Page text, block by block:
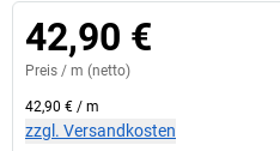
42,90 €
Preis / m (netto)
42,90 € / m
zzgl. Versandkosten